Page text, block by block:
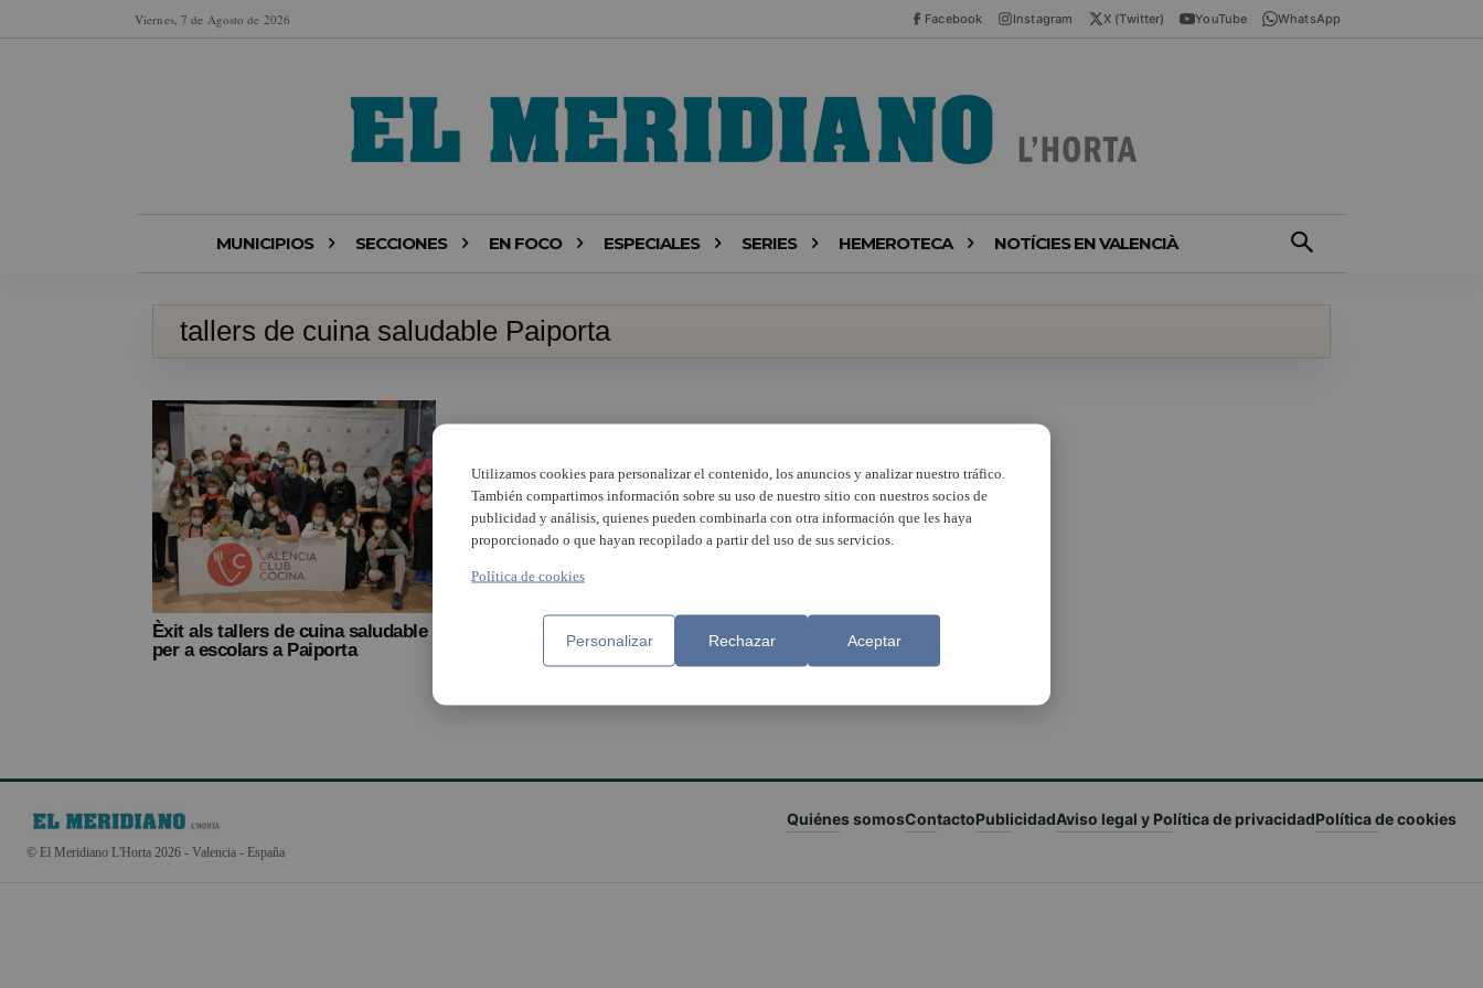
Viernes, 7 de Agosto de 2026 Facebook Instagram X (Twitter) YouTube WhatsApp
MUNICIPIOS SECCIONES EN FOCO ESPECIALES SERIES HEMEROTECA NOTÍCIES EN VALENCIÀ
tallers de cuina saludable Paiporta
Èxit als tallers de cuina saludable
per a escolars a Paiporta
© El Meridiano L'Horta 2026 - Valencia - España
Quiénes somosContactoPublicidadAviso legal y Política de privacidadPolítica de cookies
Utilizamos cookies para personalizar el contenido, los anuncios y analizar nuestro tráfico.
También compartimos información sobre su uso de nuestro sitio con nuestros socios de
publicidad y análisis, quienes pueden combinarla con otra información que les haya
proporcionado o que hayan recopilado a partir del uso de sus servicios.
Política de cookies
Personalizar Rechazar Aceptar